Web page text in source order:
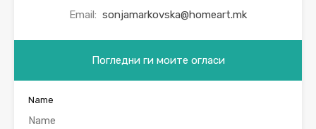
Email: sonjamarkovska@homeart.mk
Погледни ги моите огласи
Name